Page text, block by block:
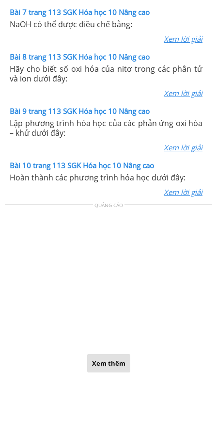
Bài 7 trang 113 SGK Hóa học 10 Nâng cao
NaOH có thể được điều chế bằng:
Xem lời giải
Bài 8 trang 113 SGK Hóa học 10 Nâng cao
Hãy cho biết số oxi hóa của nitơ trong các phân tử
và ion dưới đây:
Xem lời giải
Bài 9 trang 113 SGK Hóa học 10 Nâng cao
Lập phương trình hóa học của các phản ứng oxi hóa
– khử dưới đây:
Xem lời giải
Bài 10 trang 113 SGK Hóa học 10 Nâng cao
Hoàn thành các phương trình hóa học dưới đây:
Xem lời giải
QUẢNG CÁO
Xem thêm